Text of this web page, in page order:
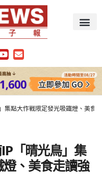
集點大作戰限定發光吸鐵燈、美食
「晴光鳥」集
、美食走讀強